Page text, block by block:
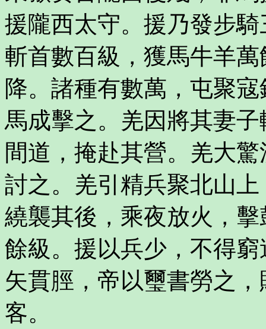
援隴西太守。援乃發步
斬首數百級，獲馬牛羊
降。諸種有數萬，屯聚
馬成擊之。羌因將其妻
間道，掩赴其營。羌大
討之。羌引精兵聚北山
繞襲其後，乘夜放火，
餘級。援以兵少，不得
矢貫脛，帝以璽書勞之
客。